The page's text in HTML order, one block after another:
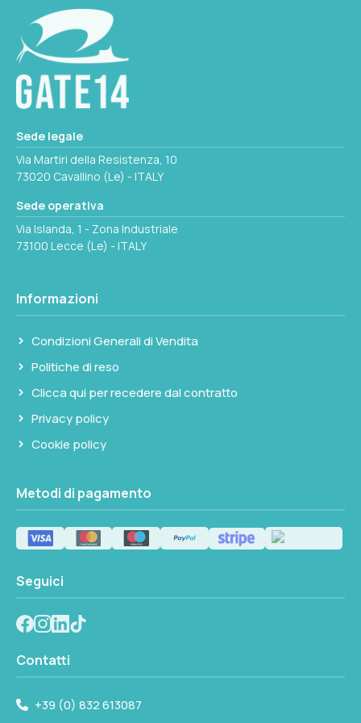
Seleziona questa variante
Tappo
35
0.01 kg
Sede legale
Via Martiri della Resistenza, 10
73020 Cavallino (Le) - ITALY
Sede operativa
Via Islanda, 1 - Zona Industriale
73100 Lecce (Le) - ITALY
Informazioni
Condizioni Generali di Vendita
Politiche di reso
Clicca qui per recedere dal contratto
Privacy policy
Cookie policy
Metodi di pagamento
Seguici
Contatti
+39 (0) 832 613087